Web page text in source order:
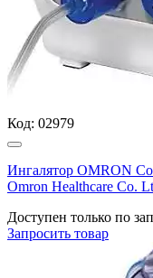
Код: 02979
Ингалятор OMRON
Omron Healthcare
Доступен только по
Запросить товар